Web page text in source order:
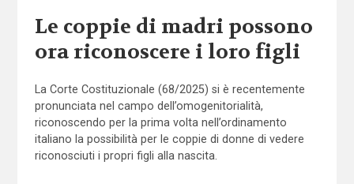
Le coppie di madri possono
ora riconoscere i loro figli
La Corte Costituzionale (68/2025) si è recentemente
pronunciata nel campo dell’omogenitorialità,
riconoscendo per la prima volta nell’ordinamento
italiano la possibilità per le coppie di donne di vedere
riconosciuti i propri figli alla nascita.